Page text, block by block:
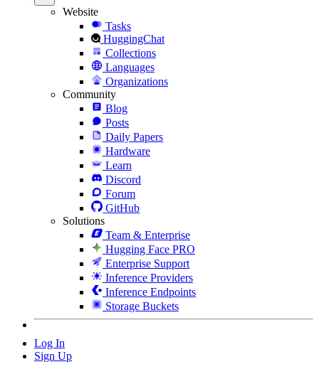
Website
Tasks
HuggingChat
Collections
Languages
Organizations
Community
Blog
Posts
Daily Papers
Hardware
Learn
Discord
Forum
GitHub
Solutions
Team & Enterprise
Hugging Face PRO
Enterprise Support
Inference Providers
Inference Endpoints
Storage Buckets
Log In
Sign Up